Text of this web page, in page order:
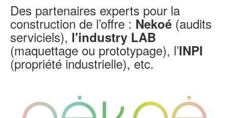
Des partenaires experts pour la
construction de l’offre : Nekoé (audits
serviciels), l'industry LAB
(maquettage ou prototypage), l’INPI
(propriété industrielle), etc.